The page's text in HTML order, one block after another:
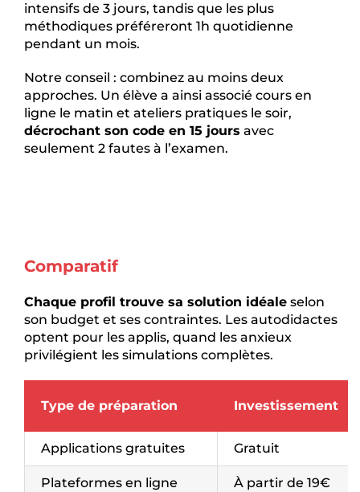
intensifs de 3 jours, tandis que les plus
méthodiques préféreront 1h quotidienne
pendant un mois.
Notre conseil : combinez au moins deux
approches. Un élève a ainsi associé cours en
ligne le matin et ateliers pratiques le soir,
décrochant son code en 15 jours avec
seulement 2 fautes à l’examen.
Comparatif
Chaque profil trouve sa solution idéaleselon
son budget et ses contraintes. Les autodidactes
optent pour les applis, quand les anxieux
privilégient les simulations complètes.
Type de préparation Investissement
Applications gratuites Gratuit
Plateformes en ligne À partir de 19€